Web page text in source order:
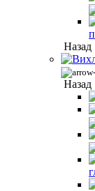
Назад
Назад